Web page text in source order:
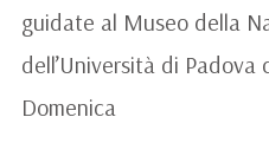
guidate al Museo della
dell’Università di Padova
Domenica